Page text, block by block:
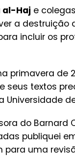
al-Haj e
a destruição
incluir os
primavera de
textos
do Barnard
publiquei
para uma